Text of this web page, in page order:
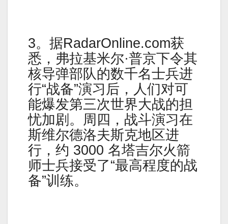
3。据RadarOnline.com获
悉，弗拉基米尔·普京下令其
核导弹部队的数千名士兵进
行“战备”演习后，人们对可
能爆发第三次世界大战的担
忧加剧。周四，战斗演习在
斯维尔德洛夫斯克地区进
行，约 3000 名塔吉尔火箭
师士兵接受了“最高程度的战
备”训练。